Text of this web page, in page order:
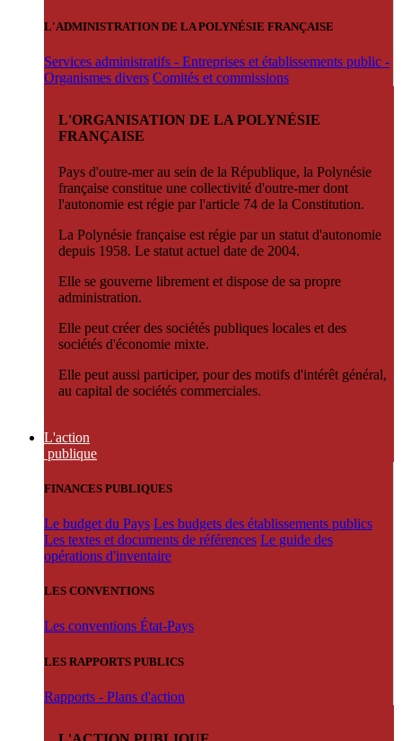
L'ADMINISTRATION DE LA POLYNÉSIE FRANÇAISE
Services administratifs - Entreprises et établissements public -
Organismes divers Comités et commissions
L'ORGANISATION DE LA POLYNÉSIE
FRANÇAISE
Pays d'outre-mer au sein de la République, la Polynésie
française constitue une collectivité d'outre-mer dont
l'autonomie est régie par l'article 74 de la Constitution.
La Polynésie française est régie par un statut d'autonomie
depuis 1958. Le statut actuel date de 2004.
Elle se gouverne librement et dispose de sa propre
administration.
Elle peut créer des sociétés publiques locales et des
sociétés d'économie mixte.
Elle peut aussi participer, pour des motifs d'intérêt général,
au capital de sociétés commerciales.
L'action
publique
FINANCES PUBLIQUES
Le budget du Pays Les budgets des établissements publics
Les textes et documents de références Le guide des
opérations d'inventaire
LES CONVENTIONS
Les conventions État-Pays
LES RAPPORTS PUBLICS
Rapports - Plans d'action